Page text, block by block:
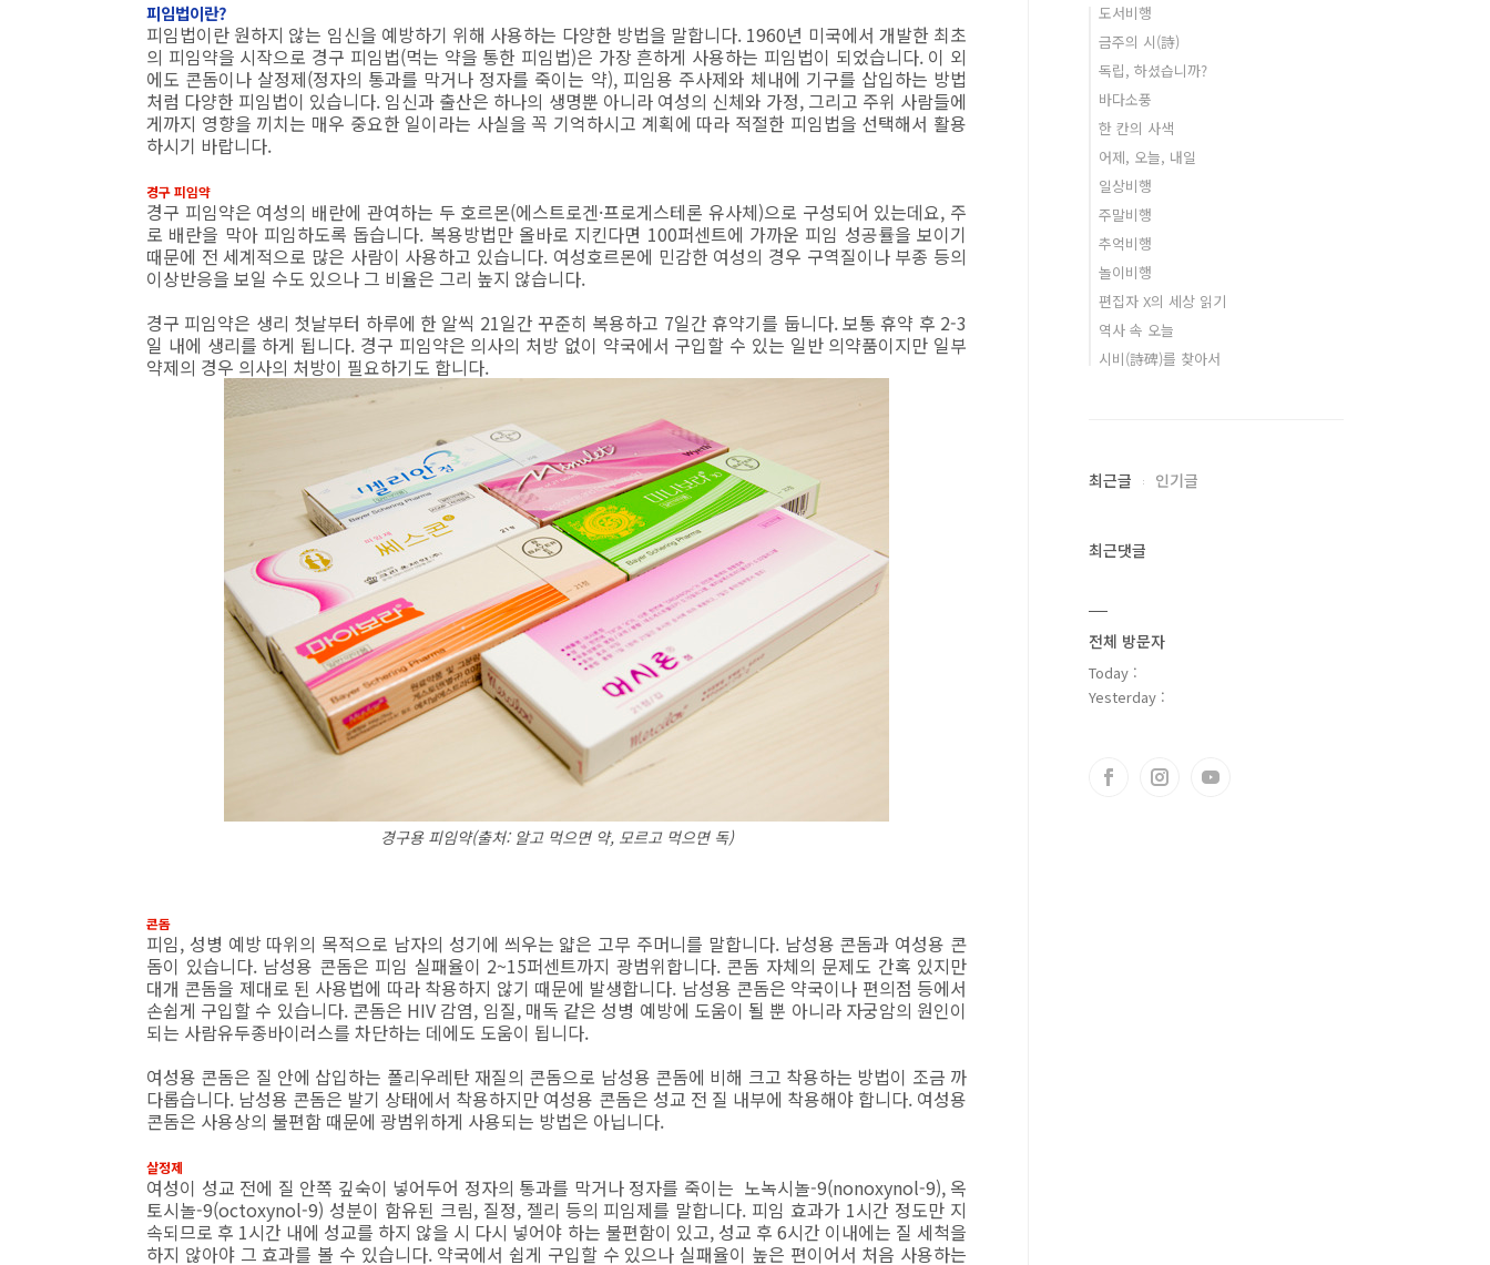
피임법이란?
피임법이란 원하지 않는 임신을 예방하기 위해 사용하는 다양한 방법을 말합니다. 1960년 미국에서 개발한 최초
의 피임약을 시작으로 경구 피임법(먹는 약을 통한 피임법)은 가장 흔하게 사용하는 피임법이 되었습니다. 이 외
에도 콘돔이나 살정제(정자의 통과를 막거나 정자를 죽이는 약), 피임용 주사제와 체내에 기구를 삽입하는 방법
처럼 다양한 피임법이 있습니다. 임신과 출산은 하나의 생명뿐 아니라 여성의 신체와 가정, 그리고 주위 사람들에
게까지 영향을 끼치는 매우 중요한 일이라는 사실을 꼭 기억하시고 계획에 따라 적절한 피임법을 선택해서 활용
하시기 바랍니다.
경구 피임약
경구 피임약은 여성의 배란에 관여하는 두 호르몬(에스트로겐·프로게스테론 유사체)으로 구성되어 있는데요, 주
로 배란을 막아 피임하도록 돕습니다. 복용방법만 올바로 지킨다면 100퍼센트에 가까운 피임 성공률을 보이기
때문에 전 세계적으로 많은 사람이 사용하고 있습니다. 여성호르몬에 민감한 여성의 경우 구역질이나 부종 등의
이상반응을 보일 수도 있으나 그 비율은 그리 높지 않습니다.
경구 피임약은 생리 첫날부터 하루에 한 알씩 21일간 꾸준히 복용하고 7일간 휴약기를 둡니다. 보통 휴약 후 2-3
일 내에 생리를 하게 됩니다. 경구 피임약은 의사의 처방 없이 약국에서 구입할 수 있는 일반 의약품이지만 일부
약제의 경우 의사의 처방이 필요하기도 합니다.
경구용 피임약(출처: 알고 먹으면 약, 모르고 먹으면 독)
콘돔
피임, 성병 예방 따위의 목적으로 남자의 성기에 씌우는 얇은 고무 주머니를 말합니다. 남성용 콘돔과 여성용 콘
돔이 있습니다. 남성용 콘돔은 피임 실패율이 2~15퍼센트까지 광범위합니다. 콘돔 자체의 문제도 간혹 있지만
대개 콘돔을 제대로 된 사용법에 따라 착용하지 않기 때문에 발생합니다. 남성용 콘돔은 약국이나 편의점 등에서
손쉽게 구입할 수 있습니다. 콘돔은 HIV 감염, 임질, 매독 같은 성병 예방에 도움이 될 뿐 아니라 자궁암의 원인이
되는 사람유두종바이러스를 차단하는 데에도 도움이 됩니다.
여성용 콘돔은 질 안에 삽입하는 폴리우레탄 재질의 콘돔으로 남성용 콘돔에 비해 크고 착용하는 방법이 조금 까
다롭습니다. 남성용 콘돔은 발기 상태에서 착용하지만 여성용 콘돔은 성교 전 질 내부에 착용해야 합니다. 여성용
콘돔은 사용상의 불편함 때문에 광범위하게 사용되는 방법은 아닙니다.
살정제
여성이 성교 전에 질 안쪽 깊숙이 넣어두어 정자의 통과를 막거나 정자를 죽이는 노녹시놀-9(nonoxynol-9), 옥
토시놀-9(octoxynol-9) 성분이 함유된 크림, 질정, 젤리 등의 피임제를 말합니다. 피임 효과가 1시간 정도만 지
속되므로 후 1시간 내에 성교를 하지 않을 시 다시 넣어야 하는 불편함이 있고, 성교 후 6시간 이내에는 질 세척을
하지 않아야 그 효과를 볼 수 있습니다. 약국에서 쉽게 구입할 수 있으나 실패율이 높은 편이어서 처음 사용하는
도서비행
금주의 시(詩)
독립, 하셨습니까?
바다소풍
한 칸의 사색
어제, 오늘, 내일
일상비행
주말비행
추억비행
놀이비행
편집자 X의 세상 읽기
역사 속 오늘
시비(詩碑)를 찾아서
최근글 인기글
최근댓글
전체 방문자
Today :
Yesterday :